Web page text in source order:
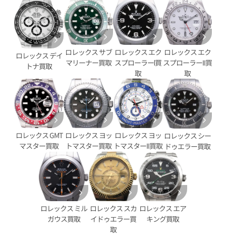
イトジャスト YG/SS ゴール
日時点の参考買取価格です
ロレックス デイトジャスト
参考買取価格
2,747,000円
※2025年8月27日時点の参考
ロレックス デイ
トナ買取
ロレックス サブ
マリーナー買取
ロレックス エク
スプローラーⅠ買
取
ロレックス エク
スプローラーII買
取
ロレックス GMT
マスター買取
ロレックス ヨッ
トマスター買取
ロレックス ヨッ
トマスターII買取
ロレックス シー
ドゥエラー買取
ロレックス ミル
ガウス買取
ロレックス スカ
イドゥエラー買
取
ロレックス エア
キング買取